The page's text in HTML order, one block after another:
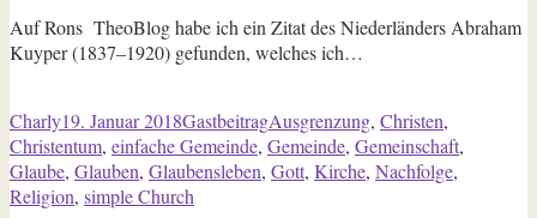
Auf Rons TheoBlog habe ich ein Zitat des Niederländers Abraham
Kuyper (1837–1920) gefunden, welches ich…
Autor
CharlyVeröffentlicht
am
19. Januar 2018Kategorien
GastbeitragSchlagwörter
Ausgrenzung, Christen,
Christentum, einfache Gemeinde, Gemeinde, Gemeinschaft,
Glaube, Glauben, Glaubensleben, Gott, Kirche, Nachfolge,
Religion, simple Church